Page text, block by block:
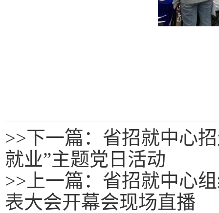
>>下一篇：省招就中心
就业”主题党日活动
>> 上一篇： 省招就中心
表大会开幕会现场直播